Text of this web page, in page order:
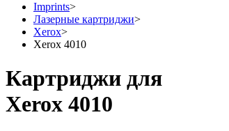
Imprints>
Лазерные картриджи>
Xerox>
Xerox 4010
Картриджи для
Xerox 4010